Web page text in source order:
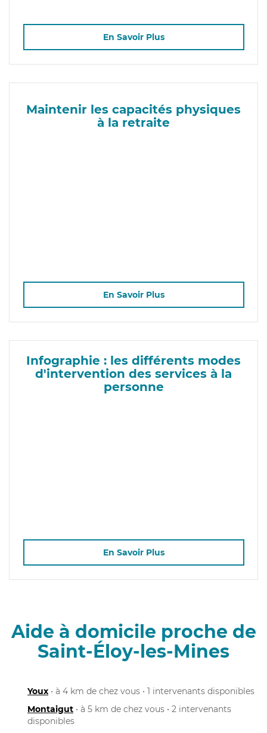
En Savoir Plus
Maintenir les capacités physiques
à la retraite
En Savoir Plus
Infographie : les différents modes
d'intervention des services à la
personne
En Savoir Plus
Aide à domicile proche de
Saint-Éloy-les-Mines
Youx • à 4 km de chez vous • 1 intervenants disponibles
Montaigut • à 5 km de chez vous • 2 intervenants
disponibles